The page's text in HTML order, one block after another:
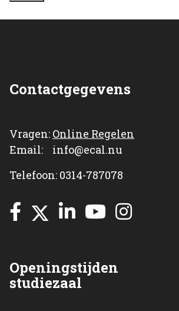
Contactgegevens
Vragen: Online Regelen
Email: info@ecal.nu
Telefoon: 0314-787078
Openingstijden
studiezaal